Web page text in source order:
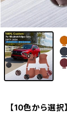
【10色から選